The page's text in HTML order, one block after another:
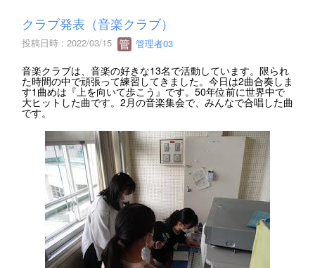
クラブ発表（音楽クラブ）
投稿日時 : 2022/03/15 管理者03
音楽クラブは、音楽の好きな13名で活動しています。限られ
た時間の中で頑張って練習してきました。今日は2曲合奏しま
す1曲めは『上を向いて歩こう』です。50年位前に世界中で
大ヒットした曲です。2月の音楽集会で、みんなで合唱した曲
です。